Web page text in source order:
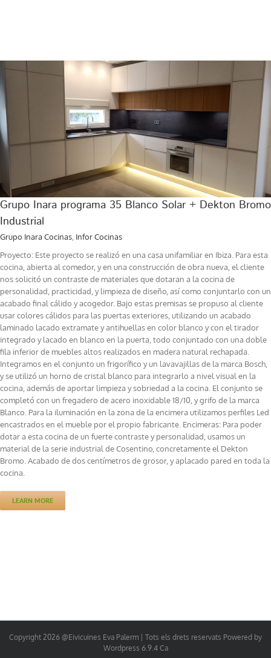
Grupo Inara programa 35 Blanco Solar + Dekton Bromo
Industrial
Grupo Inara Cocinas Infor Cocinas
Proyecto: Este proyecto se realizó en una casa unifamiliar en Ibiza. Para esta
cocina, abierta al comedor, y en una construcción de obra nueva, el cliente
nos solicitó un contraste de materiales que dotaran a la cocina de
personalidad, practicidad, y limpieza de diseño, así como conjuntarlo con un
acabado final cálido y acogedor. Bajo estas premisas se propuso al cliente
usar colores cálidos para las puertas exteriores, utilizando un acabado
laminado lacado extramate y antihuellas en color blanco y con el tirador
integrado y lacado en blanco en la puerta, todo conjuntado con una doble
fila inferior de muebles altos realizados en madera natural rechapada.
Integramos en el conjunto un frigorífico y un lavavajillas de la marca Bosch,
y se utilizó un horno de cristal blanco para integrarlo a nivel visual en la
cocina, además de aportar limpieza y sobriedad a la cocina. El conjunto se
completó con un fregadero de acero inoxidable 18/10, y grifo de la marca
Blanco. Para la iluminación en la zona de la encimera utilizamos perfiles Led
encastrados en el mueble por el propio fabricante. Encimeras: Para poder
dotar a esta cocina de un fuerte contraste y personalidad, usamos un
material de la serie industrial de Cosentino, concretamente el Dekton
Bromo. Acabado de dos centímetros de grosor, y aplacado pared en toda la
cocina.
LEARN MORE
Copyright 2026 @Eivicuines Eva Palerm | Tots els drets reservats Powered by
Wordpress 6.9.4 Ca